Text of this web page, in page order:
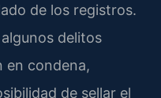
de los registros.
delitos
en condena,
de sellar el